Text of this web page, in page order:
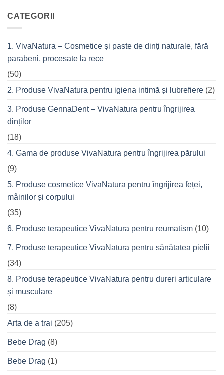
musculare
ale
VivaCalm
Fitness
de
care
seară
cu
în
oraș
CATEGORII
1. VivaNatura – Cosmetice și paste de dinți naturale, fără
parabeni, procesate la rece
(50)
2. Produse VivaNatura pentru igiena intimă și lubrefiere (2)
3. Produse GennaDent – VivaNatura pentru îngrijirea
dinților
(18)
4. Gama de produse VivaNatura pentru îngrijirea părului
(9)
5. Produse cosmetice VivaNatura pentru îngrijirea feței,
mâinilor și corpului
(35)
6. Produse terapeutice VivaNatura pentru reumatism (10)
7. Produse terapeutice VivaNatura pentru sănătatea pielii
(34)
8. Produse terapeutice VivaNatura pentru dureri articulare
și musculare
(8)
Arta de a trai (205)
Bebe Drag (8)
Bebe Drag (1)